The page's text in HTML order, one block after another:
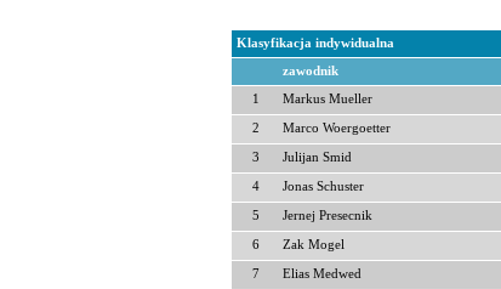
Klasyfikacja indywidualna
zawodnik
1 Markus Mueller
2 Marco Woergoetter
3 Julijan Smid
4 Jonas Schuster
5 Jernej Presecnik
6 Zak Mogel
7 Elias Medwed